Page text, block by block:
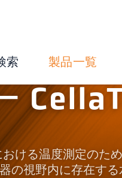
索 製品一覧
ける温度測定のた
の視野内に存在す